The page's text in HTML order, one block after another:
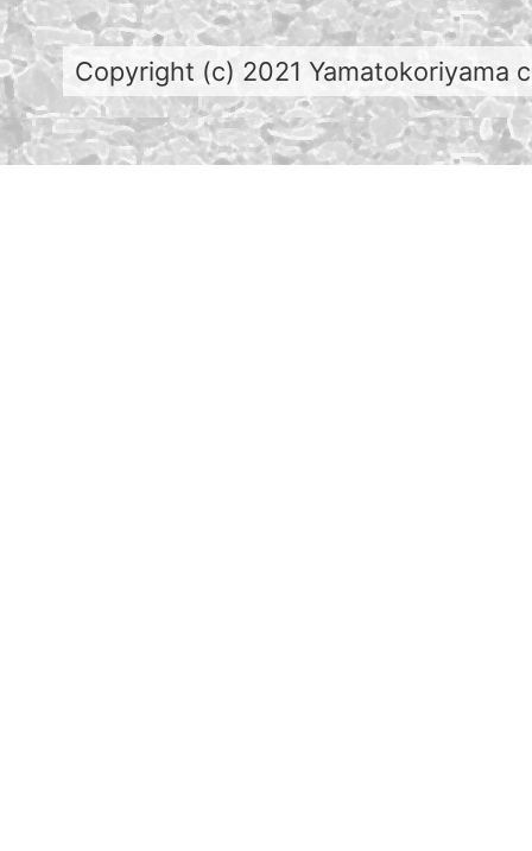
Copyright (c) 2021 Yamatokoriyama